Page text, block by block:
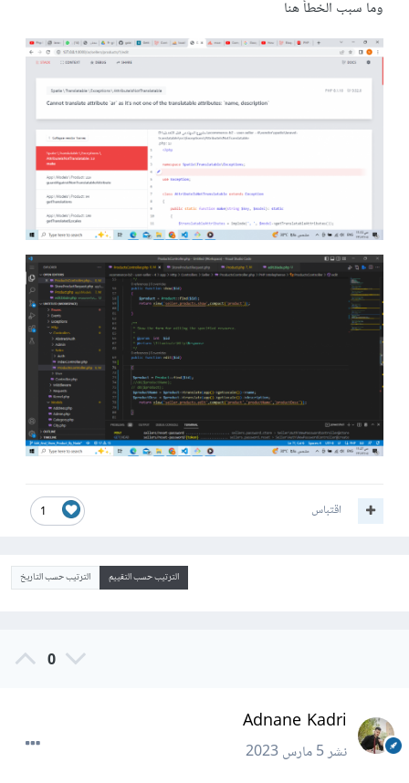
وما سبب الخطأ هنا
1 اقتباس
الترتيب حسب التقييم الترتيب حسب التاريخ
0
Adnane Kadri
نشر5 مارس 2023